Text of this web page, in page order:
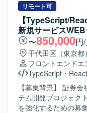
す。 【開発環境】 MAツールとしてMarketoを中心に、
HTML/CSSで構成さ
ります。
貫してご対応いただ
つつ、チームメンバ
改善などを行っていただきます。 【
技術や知識の習得に
改善に取り組んでい
内外とのコミュニケ
開発を進められる方が望まし
力】 フロントエンド
わることができ、
Webサービス開発の
体的な提案や工夫が
リモート可
【TypeScript/
新規サービス
〜850,000円/
千代田区（東京都）
フロントエンドエ
TypeScript ・ React
【募集背景】 証券
テム開発プロジェク
を強化するための募集となります。